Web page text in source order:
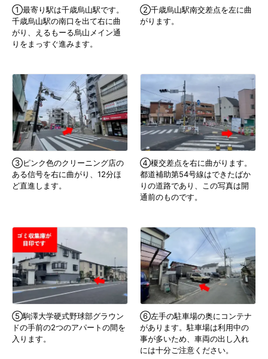
①最寄り駅は千歳烏山駅です。
千歳烏山駅の南口を出て右に曲
がり、えるもーる烏山メイン通
りをまっすぐ進みます。
②千歳烏山駅南交差点を左に曲
がります。
③ピンク色のクリーニング店の
ある信号を右に曲がり、12分ほ
ど直進します。
④榎交差点を右に曲がります。
都道補助第54号線はできたばか
りの道路であり、この写真は開
通前のものです。
⑤駒澤大学硬式野球部グラウン
ドの手前の2つのアパートの間を
入ります。
⑥左手の駐車場の奥にコンテナ
があります。駐車場は利用中の
事が多いため、車両の出し入れ
には十分ご注意ください。